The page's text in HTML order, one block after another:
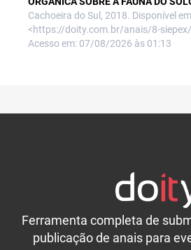
Cachoeira do Sul, 2018. Disponível
<https://doity.com.br/anais/8-
Acesso em: 07/08/2026 às 01:13
Ferramenta completa de
publicação de anais para